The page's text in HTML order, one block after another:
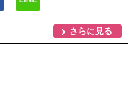
さらに見る